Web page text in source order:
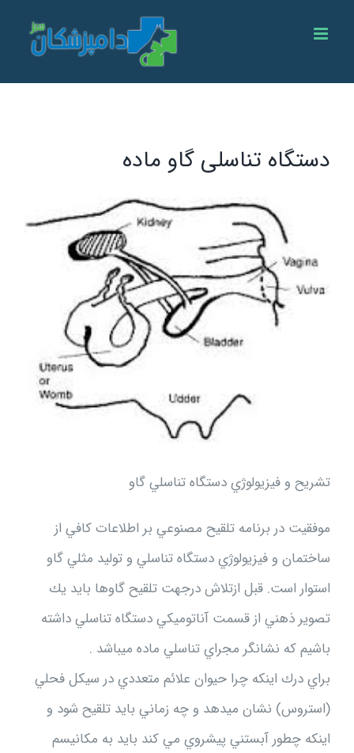
دستگاه تناسلی گاو ماده
Image
تشريح و فيزيولوژي دستگاه تناسلي گاو
موفقيت در برنامه تلقيح مصنوعي بر اطلاعات كافي از
ساختمان و فيزيولوژي دستگاه تناسلي و توليد مثلي گاو
استوار است. قبل ازتلاش درجهت تلقيح گاوها بايد يك
تصوير ذهني از قسمت آناتوميكي دستگاه تناسلي داشته
باشيم كه نشانگر مجراي تناسلي ماده ميباشد .
براي درك اينكه چرا حيوان علائم متعددي در سيكل فحلي
(استروس) نشان ميدهد و چه زماني بايد تلقيح شود و
اينكه چطور آبستني پيشروي مي كند بايد به مكانيسم